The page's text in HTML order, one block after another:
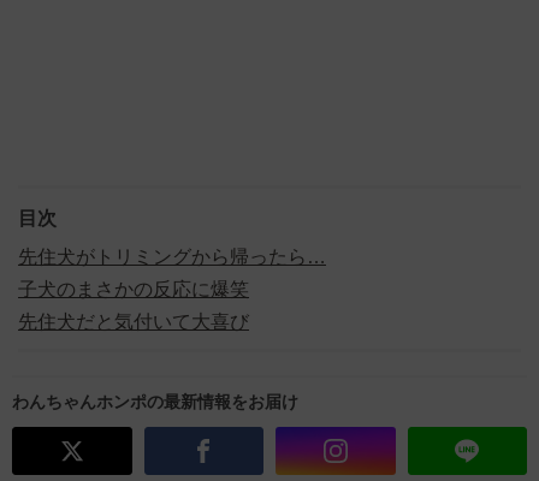
目次
先住犬がトリミングから帰ったら…
子犬のまさかの反応に爆笑
先住犬だと気付いて大喜び
わんちゃんホンポの最新情報をお届け